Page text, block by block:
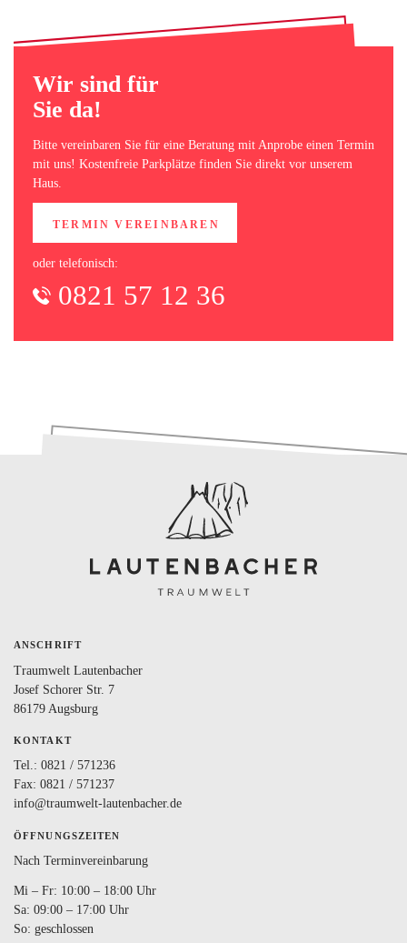
Wir sind für
Sie da!
Bitte vereinbaren Sie für eine Beratung mit Anprobe einen Termin
mit uns! Kostenfreie Parkplätze finden Sie direkt vor unserem
Haus.
TERMIN VEREINBAREN
oder telefonisch:
0821 57 12 36
ANSCHRIFT
Traumwelt Lautenbacher
Josef Schorer Str. 7
86179 Augsburg
KONTAKT
Tel.: 0821 / 571236
Fax: 0821 / 571237
info@traumwelt-lautenbacher.de
ÖFFNUNGSZEITEN
Nach Terminvereinbarung
Mi – Fr: 10:00 – 18:00 Uhr
Sa: 09:00 – 17:00 Uhr
So: geschlossen